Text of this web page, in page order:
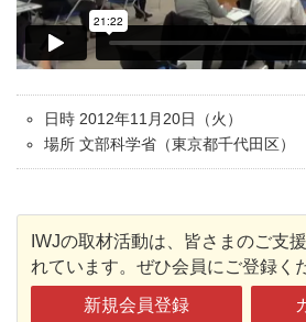
日時 2012年11月20日（火）
場所 文部科学省（東京都千代田区）
IWJの取材活動は、皆さまのご支
れています。ぜひ会員にご登録く
新規会員登録